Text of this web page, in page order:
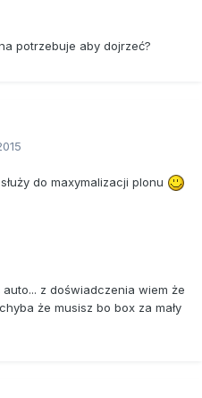
potrzebuje aby dojrzeć?
do maxymalizacji plonu
z doświadczenia wiem że
że musisz bo box za mały